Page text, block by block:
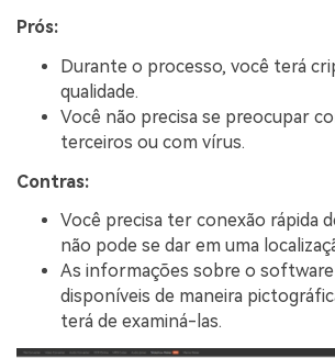
Prós:
Durante o processo, você terá
qualidade.
Você não precisa se preocupar
terceiros ou com vírus.
Contras:
Você precisa ter conexão rápida
não pode se dar em uma
As informações sobre o
disponíveis de maneira
terá de examiná-las.